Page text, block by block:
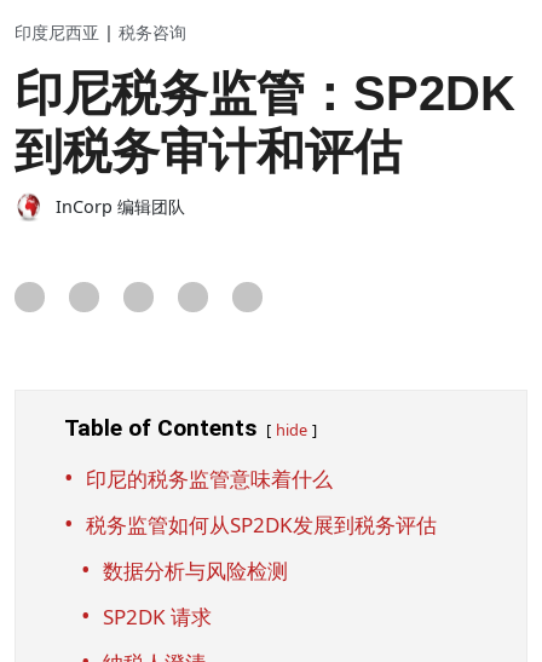
印度尼西亚 | 税务咨询
印尼税务监管：SP2DK
到税务审计和评估
InCorp 编辑团队
Table of Contents hide
印尼的税务监管意味着什么
税务监管如何从SP2DK发展到税务评估
数据分析与风险检测
SP2DK 请求